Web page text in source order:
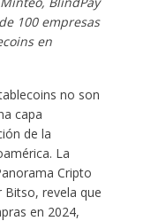
100 empresas
en
no son
capa
de la
La
Cripto
revela que
en 2024,